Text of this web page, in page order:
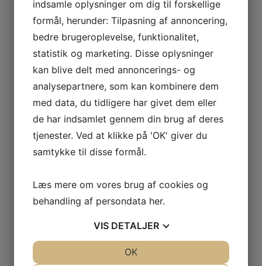
GHIBLI AS 27 COMBI LUX
LÆS MERE
NILFISK VL500 55E
LÆS MERE
indsamle oplysninger om dig til forskellige
formål, herunder: Tilpasning af annoncering,
bedre brugeroplevelse, funktionalitet,
statistik og marketing. Disse oplysninger
kan blive delt med annoncerings- og
analysepartnere, som kan kombinere dem
med data, du tidligere har givet dem eller
de har indsamlet gennem din brug af deres
tjenester. Ved at klikke på 'OK' giver du
samtykke til disse formål.
Læs mere om vores brug af cookies og
behandling af persondata her.
VIS DETALJER
OK